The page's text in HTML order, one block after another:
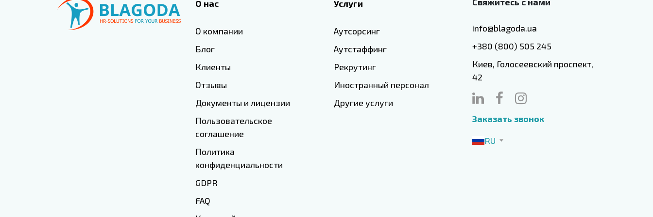
О нас
О компании
Блог
Клиенты
Отзывы
Документы и лицензии
Пользовательское
соглашение
Политика
конфиденциальности
GDPR
FAQ
Услуги
Аутсорсинг
Аутстаффинг
Рекрутинг
Иностранный персонал
Другие услуги
info@blagoda.ua
+380 (800) 505 245
Киев, Голосеевский проспект,
42
Заказать звонок
RU